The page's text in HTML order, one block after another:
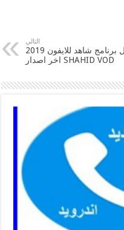
التالي
تحميل برنامج شاهد للايفون 2019
SHAHID VOD اخر اصدار